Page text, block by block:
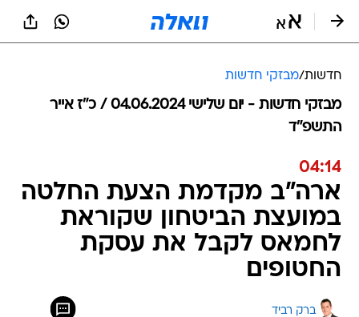
חדשות/מבזקי חדשות
מבזקי חדשות - יום שלישי 04.06.2024 / כ״ז אייר
התשפ"ד
04:14
ארה"ב מקדמת הצעת החלטה
במועצת הביטחון שקוראת
לחמאס לקבל את עסקת
החטופים
ברק רביד